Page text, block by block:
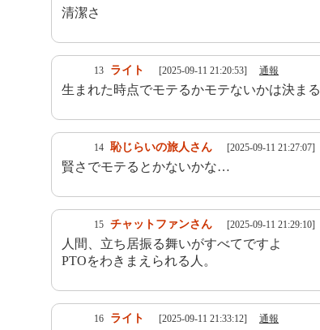
清潔さ
13 ライト [2025-09-11 21:20:53] 通報
生まれた時点でモテるかモテないかは決まる
14 恥じらいの旅人さん [2025-09-11 21:27:07]
賢さでモテるとかないかな…
15 チャットファンさん [2025-09-11 21:29:10]
人間、立ち居振る舞いがすべてですよ
PTOをわきまえられる人。
16 ライト [2025-09-11 21:33:12] 通報